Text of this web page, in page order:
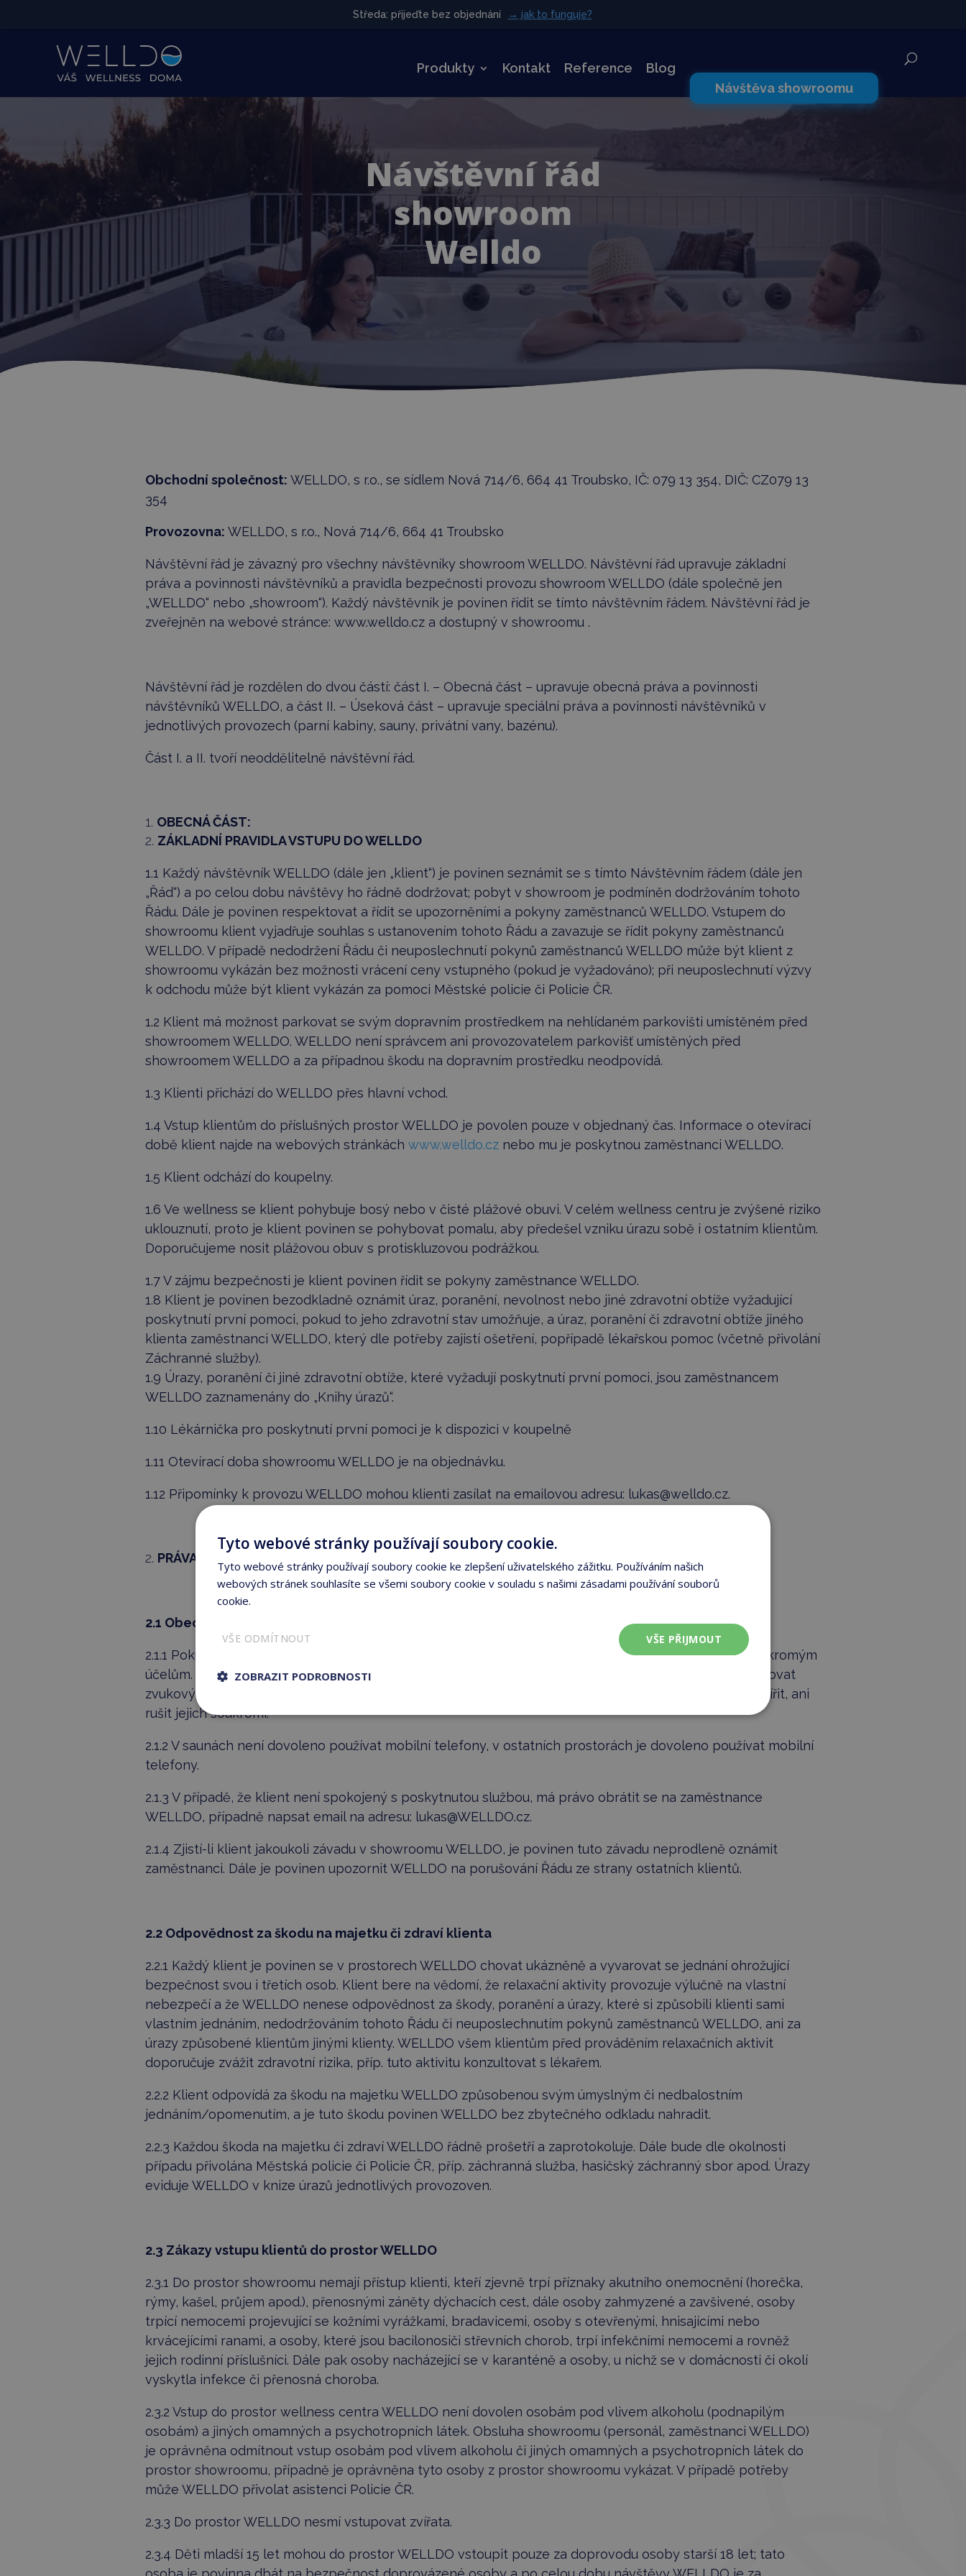
Produkty Kontakt Reference
Blog
Návštěva showroomu
Návštěvní řád
showroom
Welldo
Obchodní společnost: WELLDO, s r.o., se sídlem Nová 714/6, 664 41 Troubsko, IČ: 079 13 354, DIČ: CZ079 13
354
Provozovna: WELLDO, s r.o., Nová 714/6, 664 41 Troubsko
Návštěvní řád je závazný pro všechny návštěvníky showroom WELLDO. Návštěvní řád upravuje základní
práva a povinnosti návštěvníků a pravidla bezpečnosti provozu showroom WELLDO (dále společně jen
„WELLDO“ nebo „showroom“). Každý návštěvník je povinen řídit se tímto návštěvním řádem. Návštěvní řád je
zveřejněn na webové stránce: www.welldo.cz a dostupný v showroomu .
Návštěvní řád je rozdělen do dvou částí: část I. – Obecná část – upravuje obecná práva a povinnosti
návštěvníků WELLDO, a část II. – Úseková část – upravuje speciální práva a povinnosti návštěvníků v
jednotlivých provozech (parní kabiny, sauny, privátní vany, bazénu).
Část I. a II. tvoří neoddělitelně návštěvní řád.
OBECNÁ ČÁST:
ZÁKLADNÍ PRAVIDLA VSTUPU DO WELLDO
1.1 Každý návštěvník WELLDO (dále jen „klient“) je povinen seznámit se s tímto Návštěvním řádem (dále jen
„Řád“) a po celou dobu návštěvy ho řádně dodržovat; pobyt v showroom je podmíněn dodržováním tohoto
Řádu. Dále je povinen respektovat a řídit se upozorněními a pokyny zaměstnanců WELLDO. Vstupem do
showroomu klient vyjadřuje souhlas s ustanovením tohoto Řádu a zavazuje se řídit pokyny zaměstnanců
WELLDO. V případě nedodržení Řádu či neuposlechnutí pokynů zaměstnanců WELLDO může být klient z
showroomu vykázán bez možnosti vrácení ceny vstupného (pokud je vyžadováno); při neuposlechnutí výzvy
k odchodu může být klient vykázán za pomoci Městské policie či Policie ČR.
1.2 Klient má možnost parkovat se svým dopravním prostředkem na nehlídaném parkovišti umístěném před
showroomem WELLDO. WELLDO není správcem ani provozovatelem parkovišť umístěných před
showroomem WELLDO a za případnou škodu na dopravním prostředku neodpovídá.
1.3 Klienti přichází do WELLDO přes hlavní vchod.
1.4 Vstup klientům do příslušných prostor WELLDO je povolen pouze v objednaný čas. Informace o otevírací
době klient najde na webových stránkách www.welldo.cznebo mu je poskytnou zaměstnanci WELLDO.
1.5 Klient odchází do koupelny.
1.6 Ve wellness se klient pohybuje bosý nebo v čisté plážové obuvi. V celém wellness centru je zvýšené riziko
uklouznutí, proto je klient povinen se pohybovat pomalu, aby předešel vzniku úrazu sobě i ostatním klientům.
Doporučujeme nosit plážovou obuv s protiskluzovou podrážkou.
1.7 V zájmu bezpečnosti je klient povinen řídit se pokyny zaměstnance WELLDO.
1.8 Klient je povinen bezodkladně oznámit úraz, poranění, nevolnost nebo jiné zdravotní obtíže vyžadující
poskytnutí první pomoci, pokud to jeho zdravotní stav umožňuje, a úraz, poranění či zdravotní obtíže jiného
klienta zaměstnanci WELLDO, který dle potřeby zajistí ošetření, popřípadě lékařskou pomoc (včetně přivolání
Záchranné služby).
1.9 Úrazy, poranění či jiné zdravotní obtíže, které vyžadují poskytnutí první pomoci, jsou zaměstnancem
WELLDO zaznamenány do „Knihy úrazů“.
1.10 Lékárnička pro poskytnutí první pomoci je k dispozici v koupelně
1.11 Otevírací doba showroomu WELLDO je na objednávku.
1.12 Připomínky k provozu WELLDO mohou klienti zasílat na emailovou adresu: lukas@welldo.cz.
PRÁVA A POVINNOSTI KLIENTA
2.1 Obecná práva a povinnosti klienta
2.1.1 Pokud klient pořizuje fotografie a videa z showroomu WELLDO je povinen je využít výlučně k soukromým
účelům. Bez souhlasu jiných osob, nemá-li k tomu zákonný důvod nebo výslovný souhlas, nesmí pořizovat
zvukový nebo obrazový záznam o jejich soukromí, využít takové záznamy, případně takové záznamy šířit, ani
rušit jejich soukromí.
2.1.2 V saunách není dovoleno používat mobilní telefony, v ostatních prostorách je dovoleno používat mobilní
telefony.
2.1.3 V případě, že klient není spokojený s poskytnutou službou, má právo obrátit se na zaměstnance
WELLDO, případně napsat email na adresu: lukas@WELLDO.cz.
2.1.4 Zjistí-li klient jakoukoli závadu v showroomu WELLDO, je povinen tuto závadu neprodleně oznámit
zaměstnanci. Dále je povinen upozornit WELLDO na porušování Řádu ze strany ostatních klientů.
2.2 Odpovědnost za škodu na majetku či zdraví klienta
2.2.1 Každý klient je povinen se v prostorech WELLDO chovat ukázněně a vyvarovat se jednání ohrožující
bezpečnost svou i třetích osob. Klient bere na vědomí, že relaxační aktivity provozuje výlučně na vlastní
nebezpečí a že WELLDO nenese odpovědnost za škody, poranění a úrazy, které si způsobili klienti sami
vlastním jednáním, nedodržováním tohoto Řádu či neuposlechnutím pokynů zaměstnanců WELLDO, ani za
úrazy způsobené klientům jinými klienty. WELLDO všem klientům před prováděním relaxačních aktivit
doporučuje zvážit zdravotní rizika, příp. tuto aktivitu konzultovat s lékařem.
2.2.2 Klient odpovídá za škodu na majetku WELLDO způsobenou svým úmyslným či nedbalostním
jednáním/opomenutím, a je tuto škodu povinen WELLDO bez zbytečného odkladu nahradit.
2.2.3 Každou škoda na majetku či zdraví WELLDO řádně prošetří a zaprotokoluje. Dále bude dle okolnosti
případu přivolána Městská policie či Policie ČR, příp. záchranná služba, hasičský záchranný sbor apod. Úrazy
eviduje WELLDO v knize úrazů jednotlivých provozoven.
2.3 Zákazy vstupu klientů do prostor WELLDO
2.3.1 Do prostor showroomu nemají přístup klienti, kteří zjevně trpí příznaky akutního onemocnění (horečka,
rýmy, kašel, průjem apod.), přenosnými záněty dýchacích cest, dále osoby zahmyzené a zavšivené, osoby
trpící nemocemi projevující se kožními vyrážkami, bradavicemi, osoby s otevřenými, hnisajícími nebo
krvácejícími ranami, a osoby, které jsou bacilonosiči střevních chorob, trpí infekčními nemocemi a rovněž
jejich rodinní příslušníci. Dále pak osoby nacházející se v karanténě a osoby, u nichž se v domácnosti či okolí
vyskytla infekce či přenosná choroba.
2.3.2 Vstup do prostor wellness centra WELLDO není dovolen osobám pod vlivem alkoholu (podnapilým
osobám) a jiných omamných a psychotropních látek. Obsluha showroomu (personál, zaměstnanci WELLDO)
je oprávněna odmítnout vstup osobám pod vlivem alkoholu či jiných omamných a psychotropních látek do
prostor showroomu, případně je oprávněna tyto osoby z prostor showroomu vykázat. V případě potřeby
může WELLDO přivolat asistenci Policie ČR.
2.3.3 Do prostor WELLDO nesmí vstupovat zvířata.
2.3.4 Děti mladší 15 let mohou do prostor WELLDO vstoupit pouze za doprovodu osoby starší 18 let; tato
Středa: přijeďte bez objednání → jak to funguje?
Středa: přijeďte bez objednání → jak to funguje?
Tyto webové stránky používají soubory cookie.
Tyto webové stránky používají soubory cookie ke zlepšení uživatelského zážitku. Používáním našich
webových stránek souhlasíte se všemi soubory cookie v souladu s našimi zásadami používání souborů
cookie.
VŠE PŘIJMOUT
VŠE ODMÍTNOUT
ZOBRAZIT PODROBNOSTI